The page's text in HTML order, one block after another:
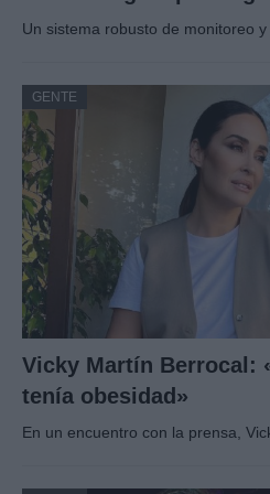
Un sistema robusto de monitoreo
GENTE
Vicky Martín Berrocal:
tenía obesidad»
En un encuentro con la prensa,